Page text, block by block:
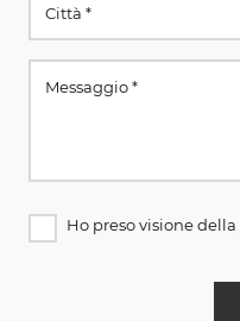
Ho preso visione della